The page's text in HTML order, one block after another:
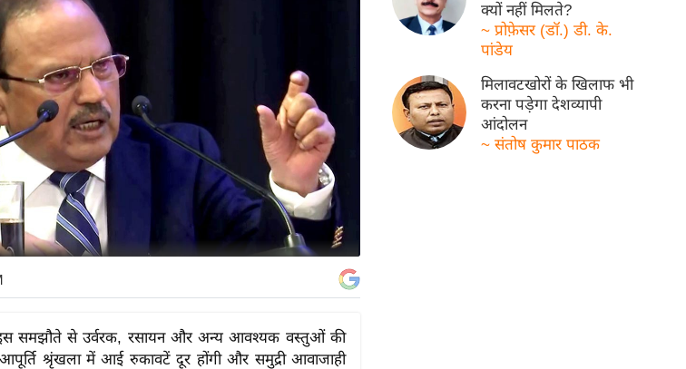
समझौते से उर्वरक, रसायन और अन्य आवश्यक वस्तुओं की
आपूर्ति श्रृंखला में आई रुकावटें दूर होंगी और समुद्री आवाजाही
क्यों नहीं मिलते?
~ प्रोफ़ेसर (डॉ.) डी. के.
पांडेय
मिलावटखोरों के खिलाफ भी
करना पड़ेगा देशव्यापी
आंदोलन
~ संतोष कुमार पाठक